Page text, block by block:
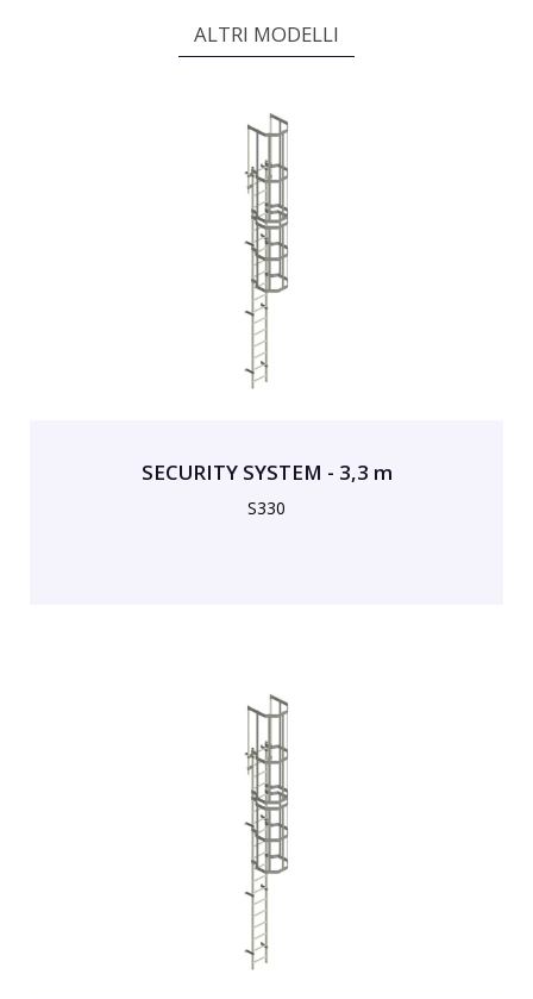
ALTRI MODELLI
SECURITY SYSTEM - 3,3 m
S330